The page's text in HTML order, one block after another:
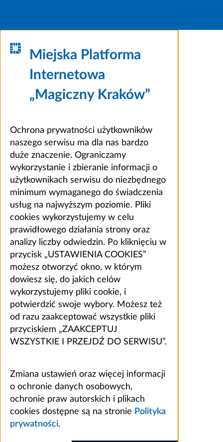
Miejska Platforma
Internetowa
„Magiczny Kraków”
Ochrona prywatności użytkowników
naszego serwisu ma dla nas bardzo
duże znaczenie. Ograniczamy
wykorzystanie i zbieranie informacji o
użytkownikach serwisu do niezbędnego
minimum wymaganego do świadczenia
usług na najwyższym poziomie. Pliki
cookies wykorzystujemy w celu
prawidłowego działania strony oraz
analizy liczby odwiedzin. Po kliknięciu w
przycisk „USTAWIENIA COOKIES”
możesz otworzyć okno, w którym
dowiesz się, do jakich celów
wykorzystujemy pliki cookie, i
potwierdzić swoje wybory. Możesz też
od razu zaakceptować wszystkie pliki
przyciskiem „ZAAKCEPTUJ
WSZYSTKIE I PRZEJDŹ DO SERWISU”.
Zmiana ustawień oraz więcej informacji
o ochronie danych osobowych,
ochronie praw autorskich i plikach
cookies dostępne są na stronie Polityka
prywatności.